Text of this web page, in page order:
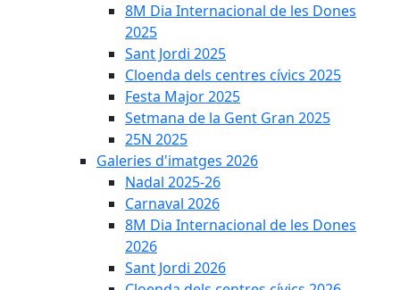
8M Dia Internacional de les Dones
2025
Sant Jordi 2025
Cloenda dels centres cívics 2025
Festa Major 2025
Setmana de la Gent Gran 2025
25N 2025
Galeries d'imatges 2026
Nadal 2025-26
Carnaval 2026
8M Dia Internacional de les Dones
2026
Sant Jordi 2026